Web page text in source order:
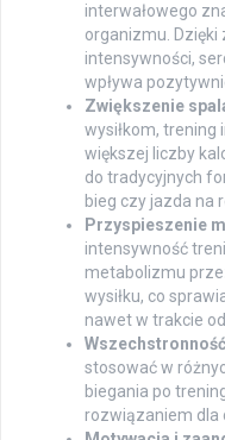
interwałowego
organizmu.
intensywności,
wpływa
Zwiększenie
wysiłkom, trening
większej liczby
do tradycyjnych
bieg czy jazda na
Przyspieszenie
intensywność
metabolizmu
wysiłku, co
nawet w trakcie
Wszechstronność
stosować w
biegania po
rozwiązaniem dla